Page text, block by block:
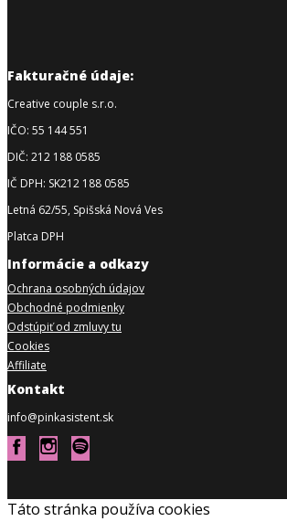
Fakturačné údaje:
Creative couple s.r.o.
IČO: 55 144 551
DIČ: 212 188 0585
IČ DPH: SK212 188 0585
Letná 62/55, Spišská Nová Ves
Platca DPH
Informácie a odkazy
Ochrana osobných údajov
Obchodné podmienky
Odstúpiť od zmluvy tu
Cookies
Affiliate
Kontakt
info@pinkasistent.sk
Táto stránka používa cookies